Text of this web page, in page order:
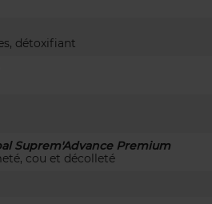
détoxifiant
Suprem'Advance Premium
cou et décolleté